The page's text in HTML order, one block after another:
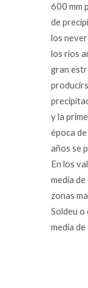
600 mm
de
los
los ríos
gran
y la
época
años se
En los
media de
zonas
Soldeu o
media